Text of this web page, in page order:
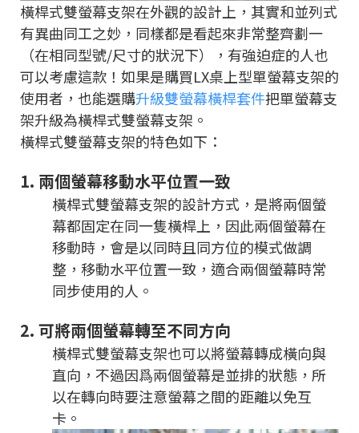
橫桿式雙螢幕支架在外觀的設計上，其實和並列式
有異曲同工之妙，同樣都是看起來非常整齊劃一
（在相同型號/尺寸的狀況下），有強迫症的人也
可以考慮這款！如果是購買LX桌上型單螢幕支架的
使用者，也能選購升級雙螢幕橫桿套件把單螢幕支
架升級為橫桿式雙螢幕支架。
橫桿式雙螢幕支架的特色如下：
1. 兩個螢幕移動水平位置一致
橫桿式雙螢幕支架的設計方式，是將兩個螢
幕都固定在同一隻橫桿上，因此兩個螢幕在
移動時，會是以同時且同方位的模式做調
整，移動水平位置一致，適合兩個螢幕時常
同步使用的人。
2. 可將兩個螢幕轉至不同方向
橫桿式雙螢幕支架也可以將螢幕轉成橫向與
直向，不過因爲兩個螢幕是並排的狀態，所
以在轉向時要注意螢幕之間的距離以免互
卡。